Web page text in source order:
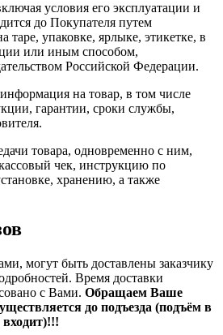
условия его эксплуатации и
до Покупателя путем
таре, упаковке, ярлыке, этикетке, в
или иным способом,
Российской Федерации.
на товар, в том числе
гарантии, сроки службы,
товара, одновременно с ним,
чек, инструкцию по
хранению, а также
могут быть доставлены заказчику
Время доставки
с Вами. Обращаем Ваше
до подъезда (подъём в
входит)!!!